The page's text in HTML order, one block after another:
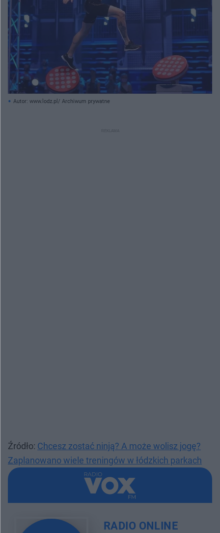
Autor: www.lodz.pl/ Archiwum prywatne
Źródło: Chcesz zostać ninją? A może wolisz jogę?
Zaplanowano wiele treningów w łódzkich parkach
RADIO ONLINE